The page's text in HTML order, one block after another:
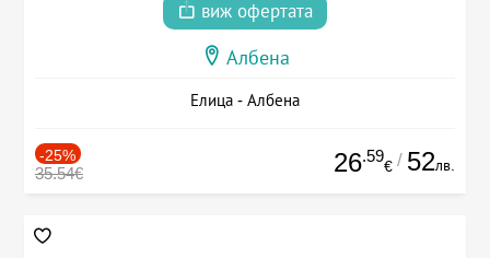
виж офертата
Албена
Елица - Албена
-25%
35.54€ 26.59
€ / 52лв.